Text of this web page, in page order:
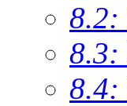
8.2:
8.3:
8.4: